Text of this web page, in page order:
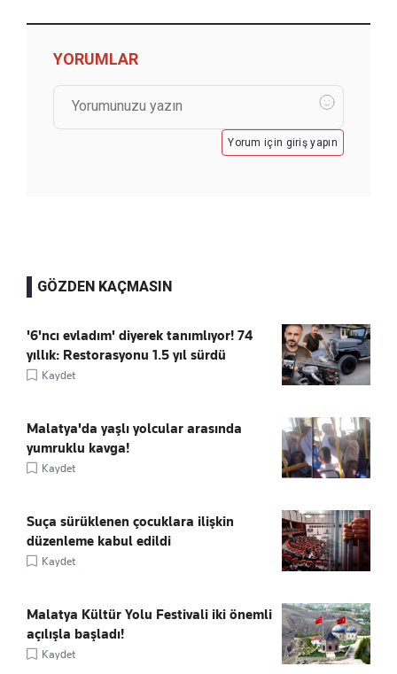
YORUMLAR
Yorum için giriş yapın
GÖZDEN KAÇMASIN
'6'ncı evladım' diyerek tanımlıyor! 74
yıllık: Restorasyonu 1.5 yıl sürdü
Kaydet
Malatya'da yaşlı yolcular arasında
yumruklu kavga!
Kaydet
Suça sürüklenen çocuklara ilişkin
düzenleme kabul edildi
Kaydet
Malatya Kültür Yolu Festivali iki önemli
açılışla başladı!
Kaydet